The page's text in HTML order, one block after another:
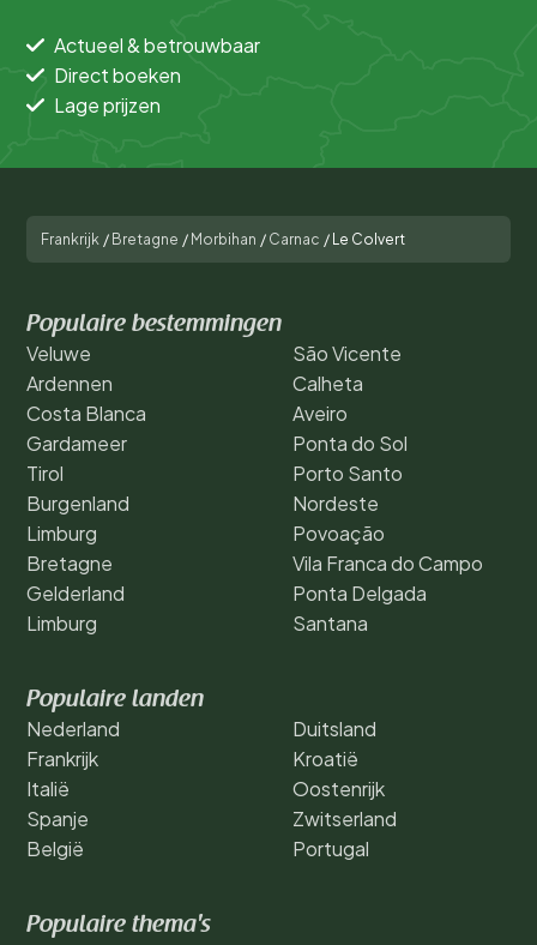
Actueel & betrouwbaar
Direct boeken
Lage prijzen
Frankrijk / Bretagne / Morbihan / Carnac / Le Colvert
Populaire bestemmingen
Veluwe
Ardennen
Costa Blanca
Gardameer
Tirol
Burgenland
Limburg
Bretagne
Gelderland
Limburg
São Vicente
Calheta
Aveiro
Ponta do Sol
Porto Santo
Nordeste
Povoação
Vila Franca do Campo
Ponta Delgada
Santana
Populaire landen
Nederland
Frankrijk
Italië
Spanje
België
Duitsland
Kroatië
Oostenrijk
Zwitserland
Portugal
Populaire thema's